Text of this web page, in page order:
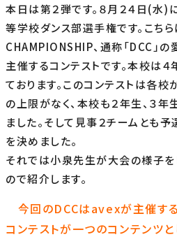
本日は第２弾です。８月２４日(水)
等学校ダンス部選手権です。こち
CHAMPIONSHIP、通称「DCC」
主催するコンテストです。本校は
ております。このコンテストは各校
の上限がなく、本校も２年生、３年
ました。そして見事２チームとも
を決めました。
それでは小泉先生が大会の様子を
ので紹介します。
今回のDCCはavexが主催する
コンテストが一つのコンテンツ